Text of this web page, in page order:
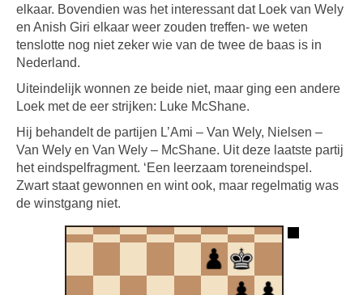
elkaar. Bovendien was het interessant dat Loek van Wely
en Anish Giri elkaar weer zouden treffen- we weten
tenslotte nog niet zeker wie van de twee de baas is in
Nederland.
Uiteindelijk wonnen ze beide niet, maar ging een andere
Loek met de eer strijken: Luke McShane.
Hij behandelt de partijen L’Ami – Van Wely, Nielsen –
Van Wely en Van Wely – McShane. Uit deze laatste partij
het eindspelfragment. ‘Een leerzaam toreneindspel.
Zwart staat gewonnen en wint ook, maar regelmatig was
de winstgang niet.